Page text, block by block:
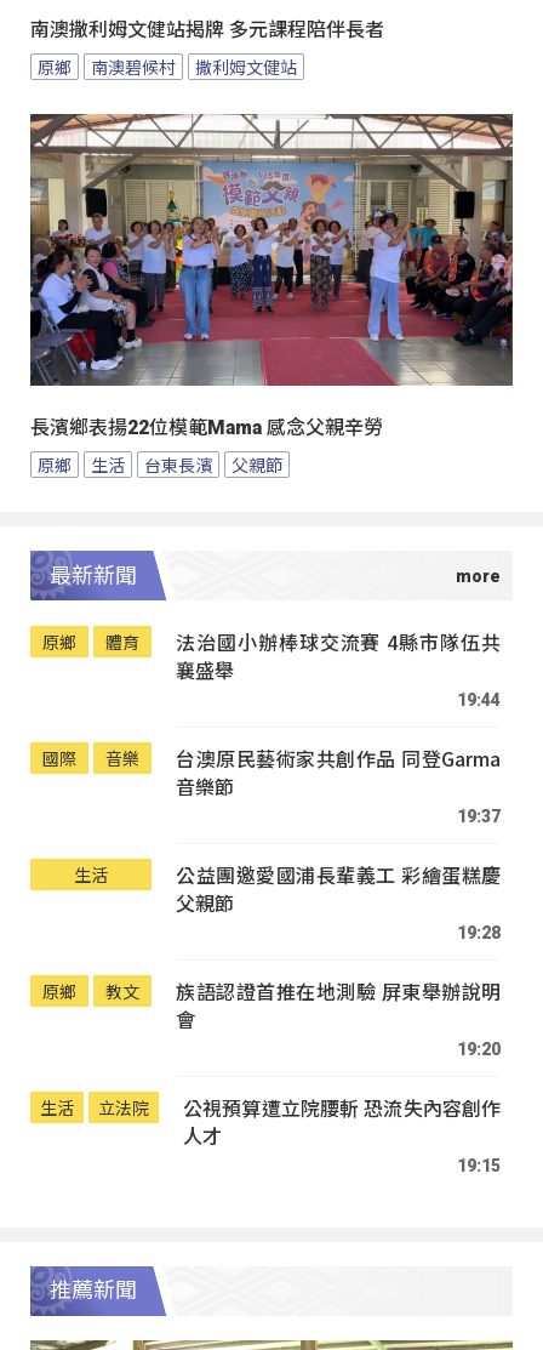
南澳撒利姆文健站揭牌 多元課程陪伴長者
原鄉 南澳碧候村 撒利姆文健站
長濱鄉表揚22位模範Mama 感念父親辛勞
原鄉 生活 台東長濱 父親節
最新新聞
原鄉 體育
法治國小辦棒球交流賽 4縣市隊伍共
襄盛舉
19:44
國際 音樂
台澳原民藝術家共創作品 同登Garma
音樂節
19:37
生活
公益團邀愛國浦長輩義工 彩繪蛋糕慶
父親節
19:28
原鄉 教文
族語認證首推在地測驗 屏東舉辦說明
會
19:20
生活 立法院
公視預算遭立院腰斬 恐流失內容創作
人才
19:15
推薦新聞